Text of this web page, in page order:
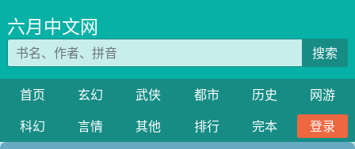
六月中文网
搜索
首页 玄幻 武侠 都市 历史
网游
科幻
言情 其他 排行 完本
登录